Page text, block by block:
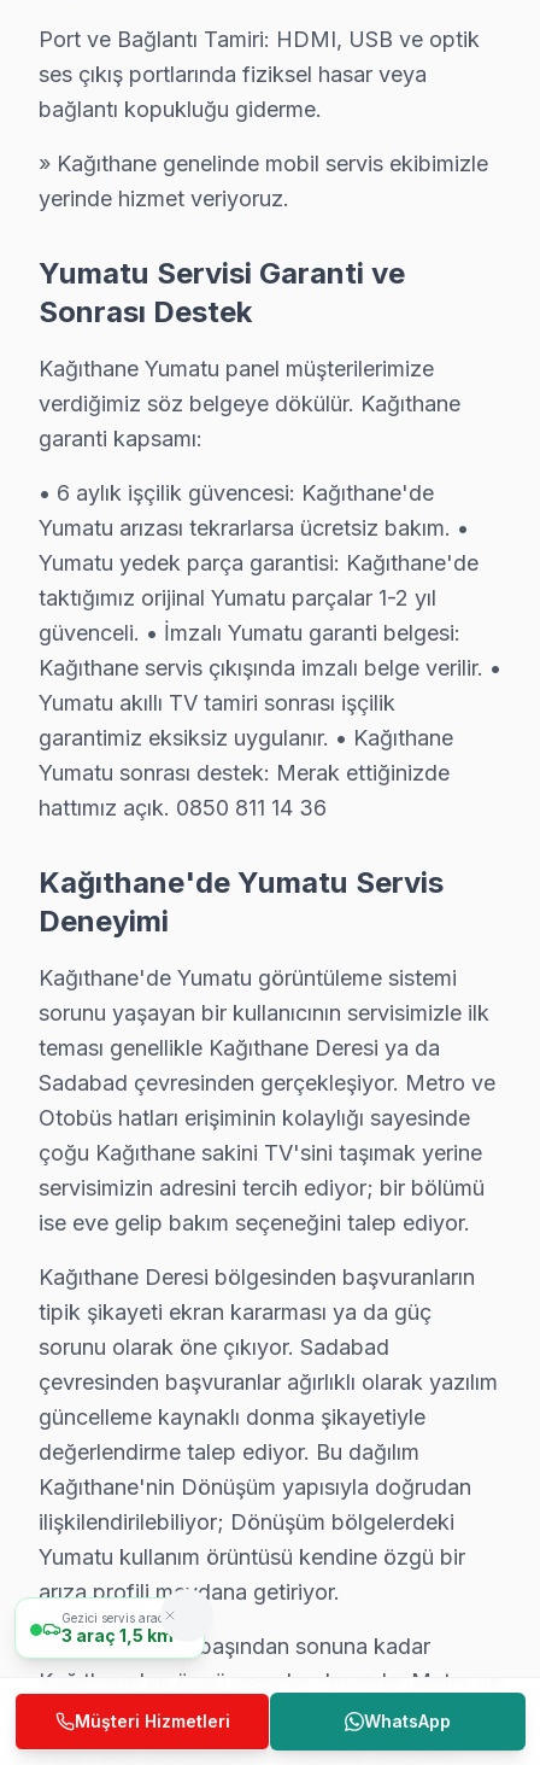
Kağıthane'de Profesyonel Garanti: Kağıthane
söz konusu model Marka Eğitimi: Yumatu yetkili
Şimdi arayın, aynı gün bakalım. 0850 811 14 36
Kağıthane Yumatu Hizmet'in başarısı, Kağıthane
• Kağıthane'de Yumatu Yetkili Servis hizmeti
Kağıthane teknisyenlerimiz Yumatu tarafından resmi
• Kağıthane'de BGA ve SMD Lehimleme Uzmanlığı
Osiloskop, ESR ölçer ve termal kamera ile bozuk
Wi-Fi bağlantı sorunlarından fabrika ayarları
Yazılım güncellemesinden chip-level tamire kadar
» Her teknik işlem, titizlik ve şeffaflık ilkesiyle
Kağıthane'de televizyon servis ihtiyacınız için,
Kağıthane Yumatu servis Merkezi
Kağıthane Yumatu uzman ekibimiz, Kağıthane bölge
Kağıthane'de Yumatu servis talebiniz için bizi
Kağıthane bu cihaz servis ekibi olarak, Kağıthane'de
2009'dan bu yana Avrupa Yakası'nda Yumatu
Kağıthane bölgesinde Yumatu TV için 1864+
Yumatu markasında 11 yıllık özel deneyimimiz, 83+
Yumatu'a özgü gözlemimiz: TV teknolojisini kullanan
Kağıthane bölgesine özgü not: Ofis yapısıyla bilinen
Garanti politikamız: İşçilik 12 ay, parça 24 ay. Sözlü
Kağıthane'da Yumatu televizyon servisi
Yumatu TV Tamirine Dair Her Şey
Garanti var mı?
Evet. Kağıthane'de tüm işlemlere6 ay işçilik + 1–2 yıl
Yerinde tamir mi yapıyorsunuz, yoksa TV
Çoğu arızayerinde tamiredilir — TV'nizi taşımanıza
Yumatu TV uzaktan kumanda çalışmıyor, ne
Önce kumanda pillerini kontrol edin. Sorun devam
Port ve Bağlantı Tamiri: HDMI, USB ve optik
ses çıkış portlarında fiziksel hasar veya
bağlantı kopukluğu giderme.
» Kağıthane genelinde mobil servis ekibimizle
yerinde hizmet veriyoruz.
Yumatu Servisi Garanti ve
Sonrası Destek
Kağıthane Yumatu panel müşterilerimize
verdiğimiz söz belgeye dökülür. Kağıthane
garanti kapsamı:
• 6 aylık işçilik güvencesi: Kağıthane'de
Yumatu arızası tekrarlarsa ücretsiz bakım. •
Yumatu yedek parça garantisi: Kağıthane'de
taktığımız orijinal Yumatu parçalar 1-2 yıl
güvenceli. • İmzalı Yumatu garanti belgesi:
Kağıthane servis çıkışında imzalı belge verilir. •
Yumatu akıllı TV tamiri sonrası işçilik
garantimiz eksiksiz uygulanır. • Kağıthane
Yumatu sonrası destek: Merak ettiğinizde
hattımız açık. 0850 811 14 36
Kağıthane'de Yumatu Servis
Deneyimi
Kağıthane'de Yumatu görüntüleme sistemi
sorunu yaşayan bir kullanıcının servisimizle ilk
teması genellikle Kağıthane Deresi ya da
Sadabad çevresinden gerçekleşiyor. Metro ve
Otobüs hatları erişiminin kolaylığı sayesinde
çoğu Kağıthane sakini TV'sini taşımak yerine
servisimizin adresini tercih ediyor; bir bölümü
ise eve gelip bakım seçeneğini talep ediyor.
Kağıthane Deresi bölgesinden başvuranların
tipik şikayeti ekran kararması ya da güç
sorunu olarak öne çıkıyor. Sadabad
çevresinden başvuranlar ağırlıklı olarak yazılım
güncelleme kaynaklı donma şikayetiyle
değerlendirme talep ediyor. Bu dağılım
Kağıthane'nin Dönüşüm yapısıyla doğrudan
ilişkilendirilebiliyor; Dönüşüm bölgelerdeki
Yumatu kullanım örüntüsü kendine özgü bir
arıza profili meydana getiriyor.
Servis sürecinin başından sonuna kadar
Kağıthane'ye özgü unsurlar devrede: Metro ve
Otobüs hatları üzerinden hızlı ulaşım,
Kağıthane Deresi semtine yönelik öncelikli
Gezici servis aracımız
3 araç 1,5 km
Müşteri Hizmetleri WhatsApp